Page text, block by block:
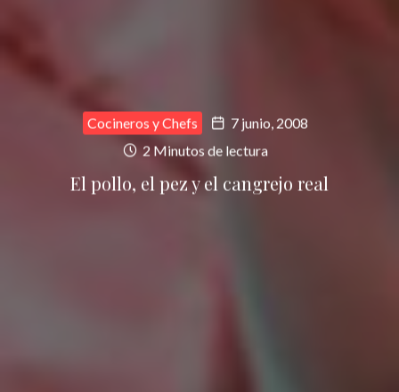
Cocineros y Chefs
7 junio, 2008
2 Minutos de lectura
El pollo, el pez y el cangrejo real